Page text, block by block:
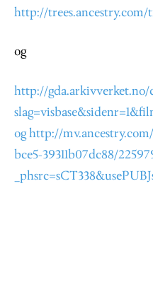
http://trees.ancestry.com/
og
http://gda.arkivverket.no/
og http://
bce5-39311b07dc88/